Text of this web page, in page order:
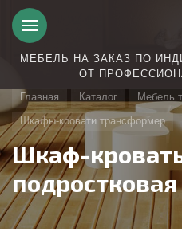
МЕБЕЛЬ НА ЗАКАЗ ПО
ОТ
Главная
Каталог
Мебель
Шкафы-кровати трансформер
Шкаф-